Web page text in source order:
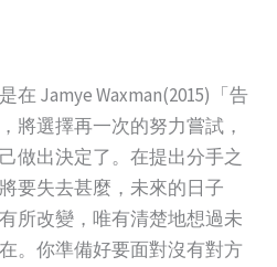
是在 Jamye Waxman(2015)「告
將選擇再一次的努力嘗試，
做出決定了。在提出分手之
要失去甚麼，未來的日子
所改變，唯有清楚地想過未
。你準備好要面對沒有對方